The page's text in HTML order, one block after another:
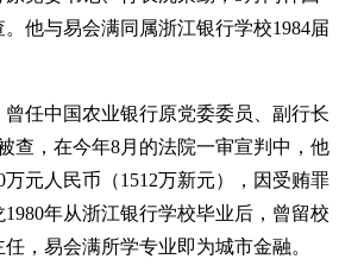
他与易会满同属浙江银行学校1984届
任中国农业银行原党委委员、副行长
查，在今年8月的法院一审宣判中，他
元人民币（1512万新元），因受贿罪
年从浙江银行学校毕业后，曾留校
，易会满所学专业即为城市金融。